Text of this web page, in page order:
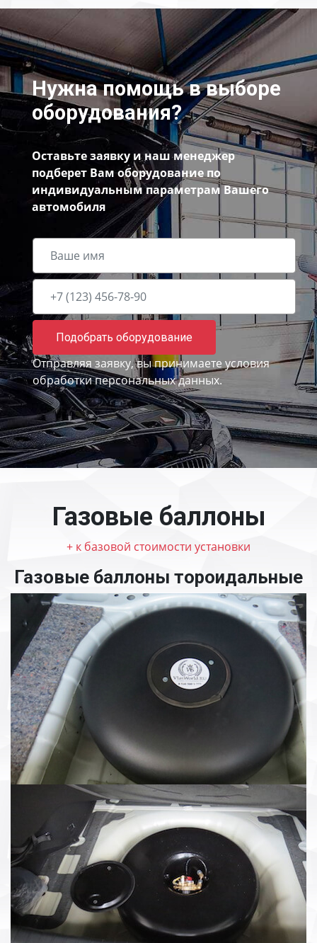
Нужна помощь в выборе
оборудования?
Оставьте заявку и наш менеджер
подберет Вам оборудование по
индивидуальным параметрам Вашего
автомобиля
Подобрать оборудование
Отправляя заявку, вы принимаете условия
обработки персональных данных.
Газовые баллоны
+ к базовой стоимости установки
Газовые баллоны тороидальные